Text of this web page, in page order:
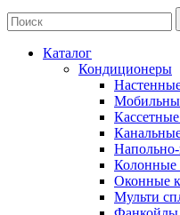
Каталог
Кондиционеры
Колонные
Оконные
Мульти